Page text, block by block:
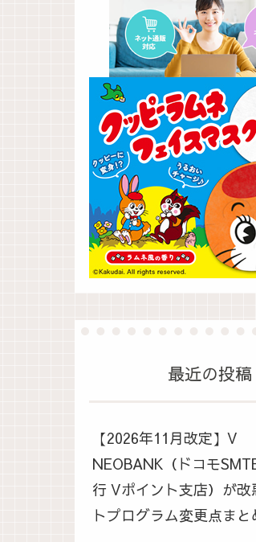
最近の投稿
【2026年11月改定】V
NEOBANK（ドコモ
行 Vポイント支店）が改
トプログラム変更点まと